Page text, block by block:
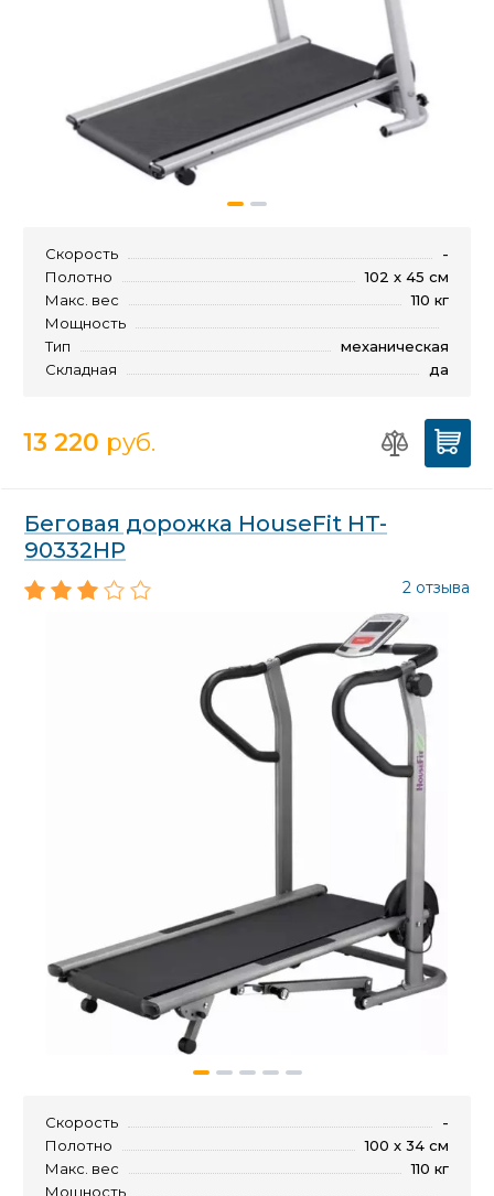
Скорость
-
Полотно
102 х 45 см
Макс. вес
110 кг
Мощность
Тип
механическая
Складная
да
13 220 руб.
Беговая дорожка HouseFit HT-
90332HP
2 отзыва
Скорость
-
Полотно
100 х 34 см
Макс. вес
110 кг
Мощность